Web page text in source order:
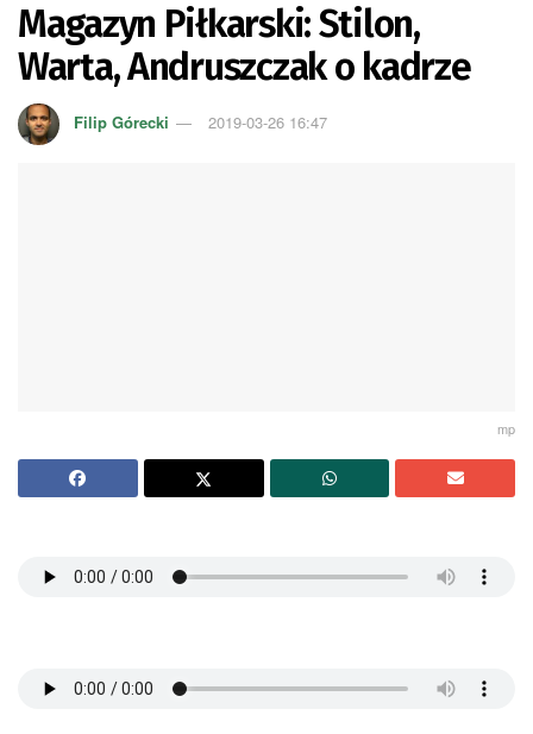
Magazyn Piłkarski: Stilon,
Warta, Andruszczak o kadrze
Filip Górecki 2019-03-26 16:47
mp